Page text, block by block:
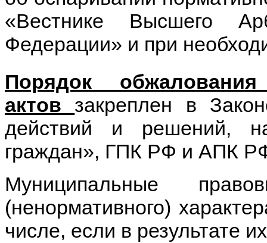
«Вестнике Высшего
Федерации» и при
Порядок
актов закреплен в
действий и решений,
граждан», ГПК РФ и АПК
Муниципальные
(ненормативного)
числе, если в результате